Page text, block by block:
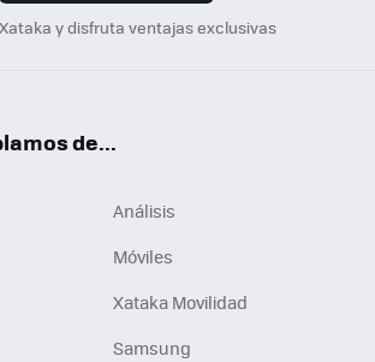
y disfruta ventajas exclusivas
de...
Análisis
Móviles
Xataka Movilidad
Samsung